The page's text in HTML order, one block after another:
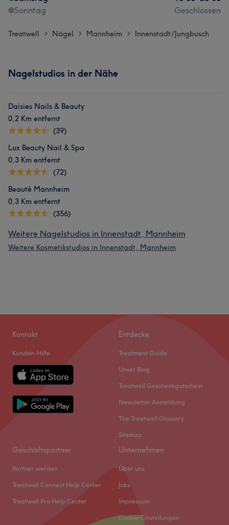
Sonntag
Geschlossen
Treatwell > Nägel > Mannheim > Innenstadt/Jungbusch
Nagelstudios in der Nähe
Daisies Nails & Beauty
0,2 Km entfernt
(39)
Lux Beauty Nail & Spa
0,3 Km entfernt
(72)
Beauté Mannheim
0,3 Km entfernt
(356)
Weitere Nagelstudios in Innenstadt, Mannheim
Weitere Kosmetikstudios in Innenstadt, Mannheim
Kontakt
Kunden-Hilfe
Entdecke
Treatment Guide
Unser Blog
Treatwell Geschenkgutschein
Newsletter Anmeldung
The Treatwell Glossary
Sitemap
Geschäftspartner
Partner werden
Treatwell Connect Help Center
Treatwell Pro Help Center
Unternehmen
Über uns
Jobs
Impressum
Cookie-Einstellungen